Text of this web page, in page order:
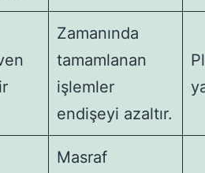
Zamanında
tamamlanan
işlemler
endişeyi azaltır.
Masraf